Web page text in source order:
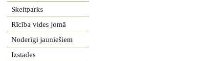
Skeitparks
Rīcība vides jomā
Noderīgi jauniešiem
Izstādes